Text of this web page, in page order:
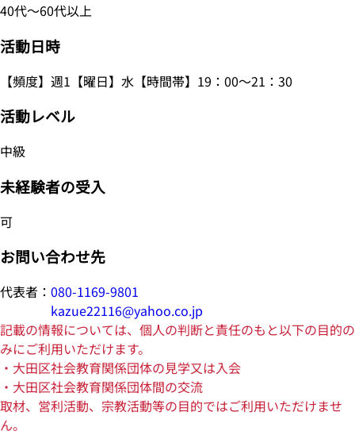
40代～60代以上
活動日時
【頻度】週1【曜日】水【時間帯】19：00～21：30
活動レベル
中級
未経験者の受入
可
お問い合わせ先
代表者： 080-1169-9801
kazue22116@yahoo.co.jp
記載の情報については、個人の判断と責任のもと以下の目的の
みにご利用いただけます。
・大田区社会教育関係団体の見学又は入会
・大田区社会教育関係団体間の交流
取材、営利活動、宗教活動等の目的ではご利用いただけませ
ん。